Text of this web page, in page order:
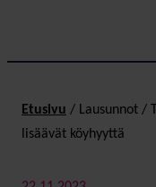
Etusivu / Lausunnot /
lisäävät köyhyyttä